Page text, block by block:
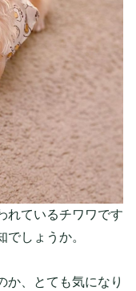
れているチワワです
しょうか。
か、とても気になり